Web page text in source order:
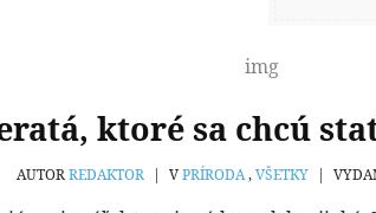
ktoré sa chcú
AUTORREDAKTOR | VPRÍRODA,VŠETKY |